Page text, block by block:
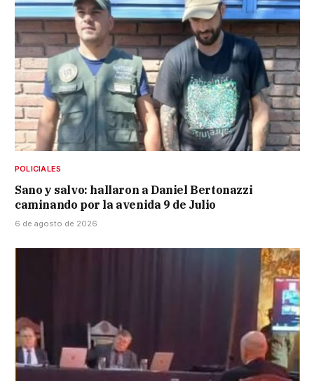
POLICIALES
Sano y salvo: hallaron a Daniel Bertonazzi
caminando por la avenida 9 de Julio
6 de agosto de 2026